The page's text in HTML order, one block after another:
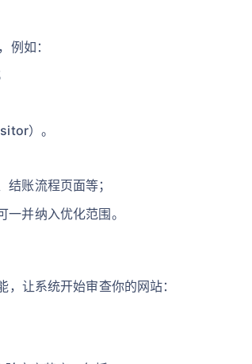
例如：
）。
账流程页面等；
并纳入优化范围。
让系统开始审查你的网站：